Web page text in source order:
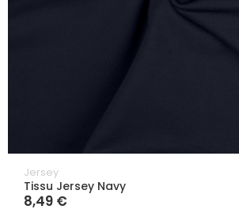
Jersey
Tissu Jersey Navy
8,49 €